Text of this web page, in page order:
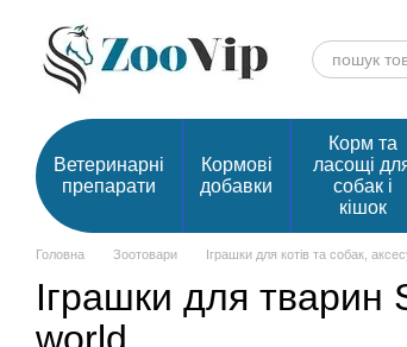
Ветеринарні
препарати
Кормові
добавки
Корм та
ласощі
собак і
кішок
Головна Зоотовари Іграшки для котів та собак,
Іграшки для тварин